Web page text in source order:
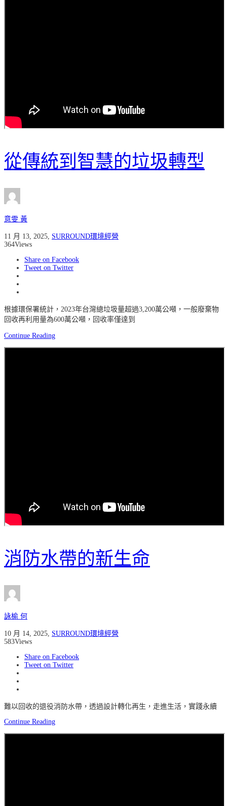
從傳統到智慧的垃圾轉型
意雯 黃
11 月 13, 2025, SURROUND環境經營
364Views
Share on Facebook
Tweet on Twitter
根據環保署統計，2023年台灣總垃圾量超過3,200萬公噸，一般廢棄物
回收再利用量為600萬公噸，回收率僅達到
Continue Reading
消防水帶的新生命
詠榆 何
10 月 14, 2025 SURROUND環境經營
583Views
Share on Facebook
Tweet on Twitter
難以回收的退役消防水帶，透過設計轉化再生，走進生活，實踐永續
Continue Reading